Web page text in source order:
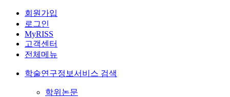
회원가입
로그인
MyRISS
고객센터
전체메뉴
학술연구정보서비스 검색
학위논문